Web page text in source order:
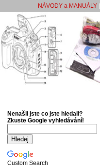
NÁVODY a MANUÁLY
Nenašli jste co jste hledali?
Zkuste Google vyhledávání!
Custom Search